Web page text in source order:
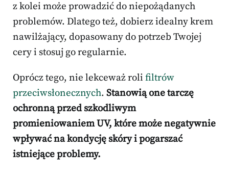
z kolei może prowadzić do niepożądanych
problemów. Dlatego też, dobierz idealny krem
nawilżający, dopasowany do potrzeb Twojej
cery i stosuj go regularnie.
Oprócz tego, nie lekceważ roli filtrów
przeciwsłonecznych. Stanowią one tarczę
ochronną przed szkodliwym
promieniowaniem UV, które może negatywnie
wpływać na kondycję skóry i pogarszać
istniejące problemy.